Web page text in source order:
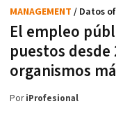
El empleo
puestos
organismos
MANAGEMENT / Datos
PoriProfesional